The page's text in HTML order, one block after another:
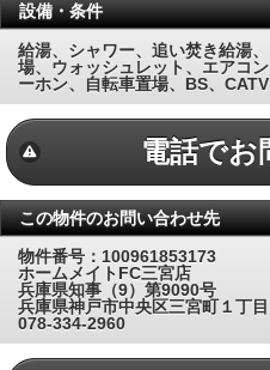
設備・条件
給湯、シャワー、追い焚き給湯
場、ウォッシュレット、エアコ
ーホン、自転車置場、BS、CATV
電話でお
この物件のお問い合わせ先
物件番号：100961853173
ホームメイトFC三宮店
兵庫県知事（9）第9090号
兵庫県神戸市中央区三宮町１丁
078-334-2960